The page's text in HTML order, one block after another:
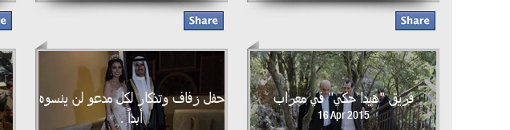
فريق "هيدا حكي" في معراب
16 Apr 2015
حفل زفاف وتذكار لكل مدعو لن ينسوه
أبداً .